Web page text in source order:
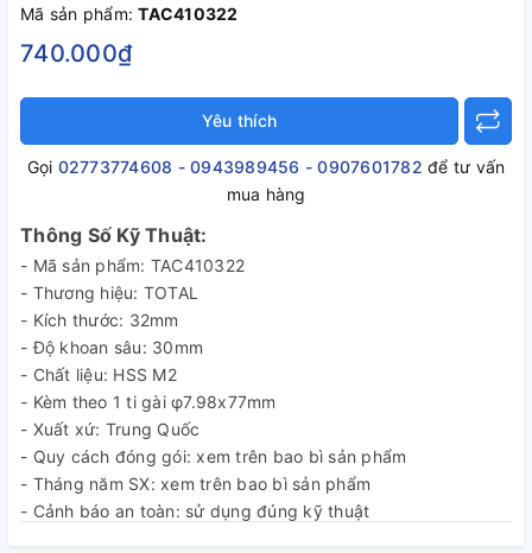
Mã sản phẩm:TAC410322
740.000₫
Yêu thích
Gọi 02773774608 - 0943989456 - 0907601782 để tư vấn
mua hàng
Thông Số Kỹ Thuật:
- Mã sản phẩm: TAC410322
- Thương hiệu: TOTAL
- Kích thước: 32mm
- Độ khoan sâu: 30mm
- Chất liệu: HSS M2
- Kèm theo 1 ti gài φ7.98x77mm
- Xuất xứ: Trung Quốc
- Quy cách đóng gói: xem trên bao bì sản phẩm
- Tháng năm SX: xem trên bao bì sản phẩm
- Cảnh báo an toàn: sử dụng đúng kỹ thuật
- Nhà sản xuất: TOTAL TOOLS CO., LIMITED